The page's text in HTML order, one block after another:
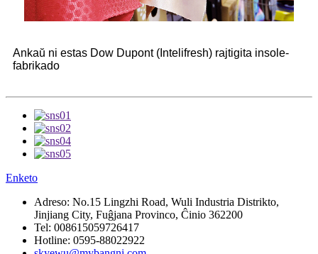
Ankaŭ ni estas Dow Dupont (Intelifresh) rajtigita insole-
fabrikado
Enketo
Adreso: No.15 Lingzhi Road, Wuli Industria Distrikto,
Jinjiang City, Fuĝjana Provinco, Ĉinio 362200
Tel: 008615059726417
Hotline: 0595-88022922